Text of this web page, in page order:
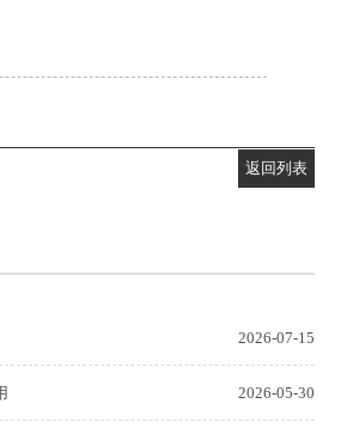
返回列表
2026-07-15
2026-05-30